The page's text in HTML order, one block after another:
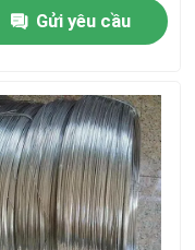
Gửi yêu cầu